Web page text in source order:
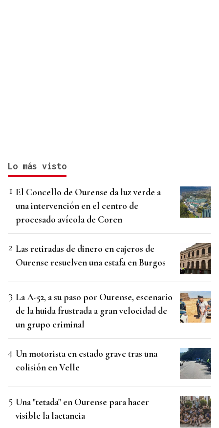
Lo más visto
El Concello de Ourense da luz verde a
una intervención en el centro de
procesado avícola de Coren
Las retiradas de dinero en cajeros de
Ourense resuelven una estafa en Burgos
La A-52, a su paso por Ourense, escenario
de la huida frustrada a gran velocidad de
un grupo criminal
Un motorista en estado grave tras una
colisión en Velle
Una "tetada" en Ourense para hacer
visible la lactancia